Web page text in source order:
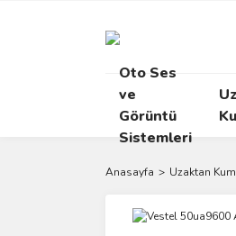
Oto Ses
ve
Görüntü
Sistemleri
Anasayfa Uzaktan